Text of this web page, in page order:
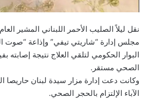
نقل ليلاً الصليب الأحمر اللبناني المشير
مجلس إدارة “شاريتي تيفي” وإذاعة “صوت
البوار الحكومي لتلقي العلاج نتيجة إصابته
الصحي مستقر.
وكانت دعت إدارة مزار سيدة لبنان حاريصا
الآباء الإلتزام بالحجر الصحي.